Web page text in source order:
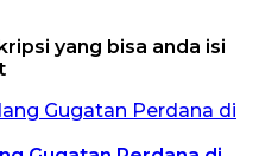
yang bisa anda isi